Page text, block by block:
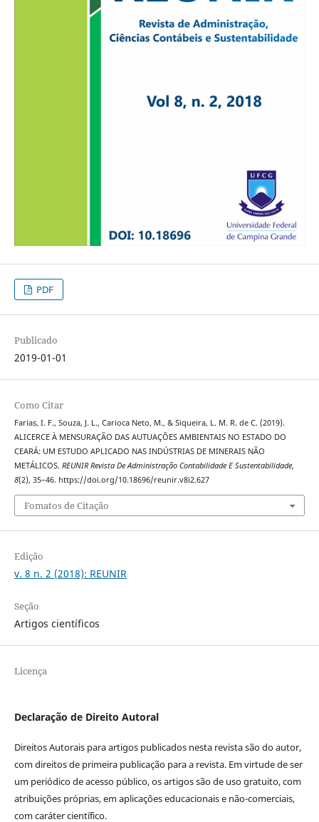
PDF
Publicado
2019-01-01
Como Citar
Farias, I. F., Souza, J. L., Carioca Neto, M., & Siqueira, L. M. R. de C. (2019).
ALICERCE À MENSURAÇÃO DAS AUTUAÇÕES AMBIENTAIS NO ESTADO DO
CEARÁ: UM ESTUDO APLICADO NAS INDÚSTRIAS DE MINERAIS NÃO
METÁLICOS. REUNIR Revista De Administração Contabilidade E Sustentabilidade,
8(2), 35–46. https://doi.org/10.18696/reunir.v8i2.627
Fomatos de Citação
Edição
v. 8 n. 2 (2018): REUNIR
Seção
Artigos científicos
Licença
Declaração de Direito Autoral
Direitos Autorais para artigos publicados nesta revista são do autor,
com direitos de primeira publicação para a revista. Em virtude de ser
um periódico de acesso público, os artigos são de uso gratuito, com
atribuições próprias, em aplicações educacionais e não-comerciais,
com caráter científico.